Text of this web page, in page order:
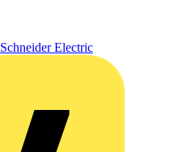
Schneider Electric